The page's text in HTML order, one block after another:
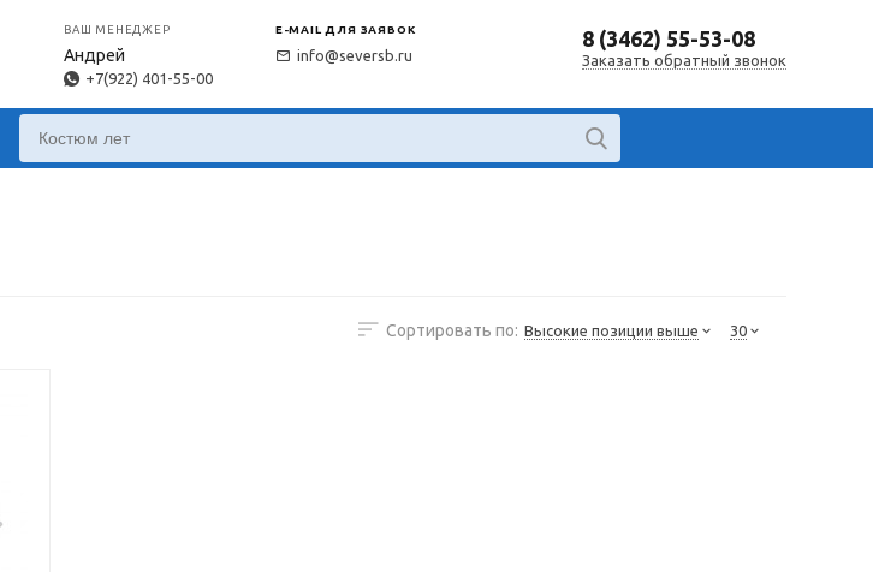
ВАШ МЕНЕДЖЕР
Андрей
+7(922) 401-55-00
E-MAIL ДЛЯ ЗАЯВОК
info@seversb.ru
8 (3462) 55-53-08
Заказать обратный звонок
Сортировать по: Высокие позиции выше 30